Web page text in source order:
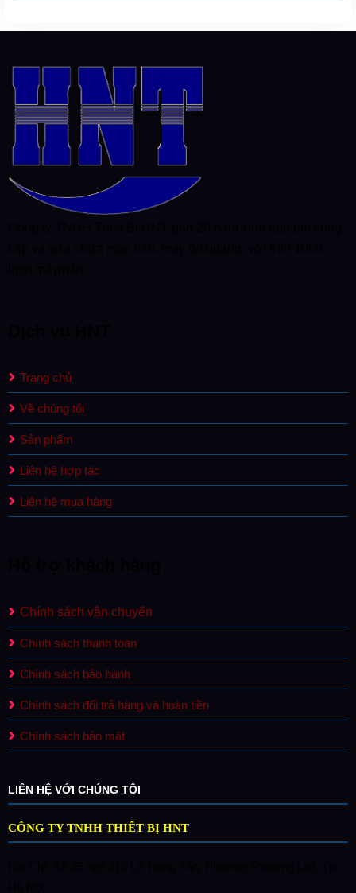
Trang chủ
Về chúng tôi
Sản phẩm
Liên hệ hợp tác
Liên hệ mua hàng
Chính sách vận chuyển
Chính sách thanh toán
Chính sách bảo hành
Chính sách đổi trả hàng và hoàn tiền
Chính sách bảo mật
LIÊN HỆ VỚI CHÚNG TÔI
CÔNG TY TNHH THIẾT BỊ HNT